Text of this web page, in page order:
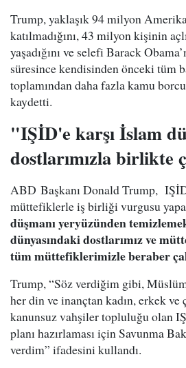
Trump, yaklaşık 94 milyon
katılmadığını, 43 milyon kişinin
yaşadığını ve selefi Barack
süresince kendisinden önceki tüm
toplamından daha fazla kamu
kaydetti.
"IŞİD'e karşı İslam
dostlarımızla birlikte
ABD Başkanı Donald Trump,
müttefiklerle iş birliği vurgusu
düşmanı yeryüzünden
dünyasındaki dostlarımız ve
tüm müttefiklerimizle beraber
Trump, “Söz verdiğim gibi,
her din ve inançtan kadın, erkek ve
kanunsuz vahşiler topluluğu olan
planı hazırlaması için Savunma
verdim” ifadesini kullandı.